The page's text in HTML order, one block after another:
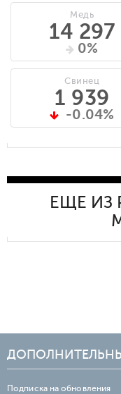
Медь
14 297
0%
Свинец
1 939
-0.04%
ЕЩЕ ИЗ
Подписка на обновления